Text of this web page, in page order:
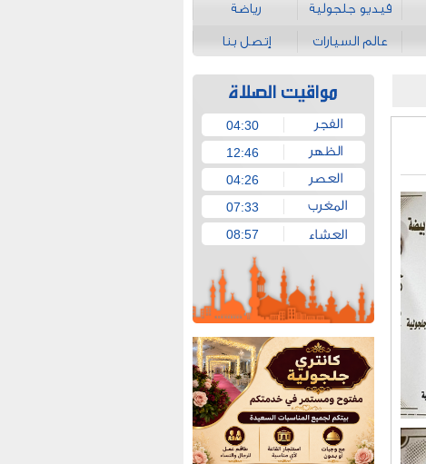
فيديو جلجولية رياضة
عالم السيارات إتصل بنا
04:30
12:46
04:26
07:33
08:57